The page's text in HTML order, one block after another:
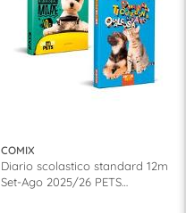
COMIX
Diario scolastico standard 12m
Set-Ago 2025/26 PETS